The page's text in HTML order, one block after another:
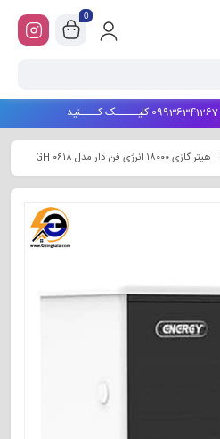
0
هیتر گازی ۱۸۰۰۰ انرژی فن دار مدل GH ۰۶۱۸